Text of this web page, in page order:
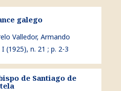
galego
Valledor, Armando
(1925), n. 21 ; p. 2-3
de Compostela
de Santiago de